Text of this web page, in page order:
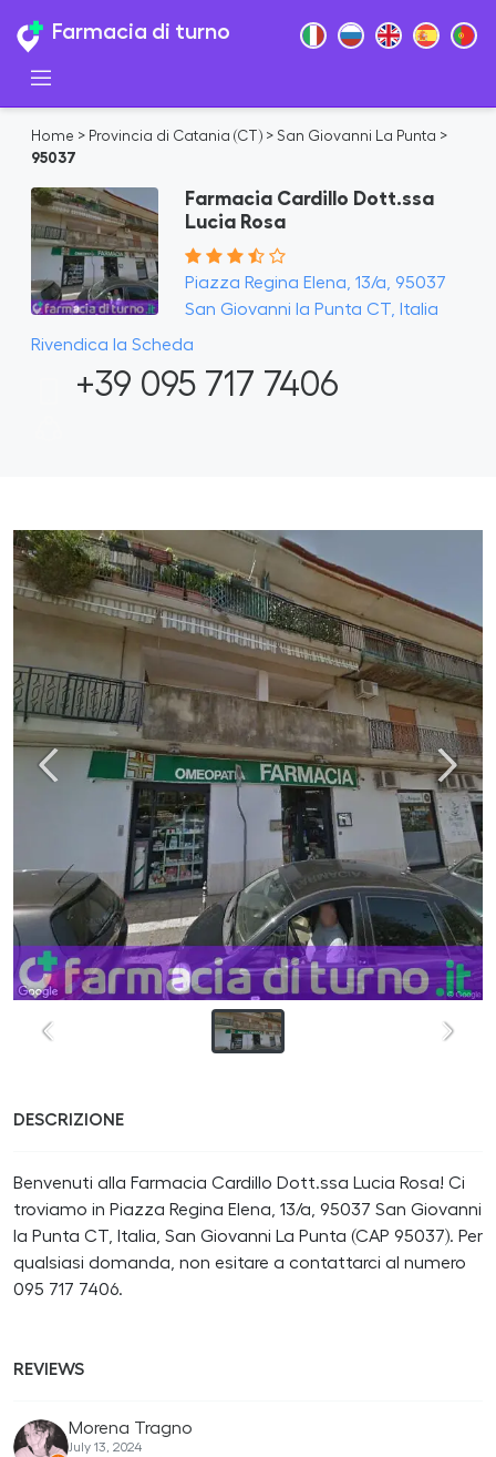
Farmacia di turno
Home > Provincia di Catania (CT) > San Giovanni La Punta >
95037
Farmacia Cardillo Dott.ssa
Lucia Rosa
Piazza Regina Elena, 13/a, 95037
San Giovanni la Punta CT, Italia
Rivendica la Scheda
+39 095 717 7406
DESCRIZIONE
Benvenuti alla Farmacia Cardillo Dott.ssa Lucia Rosa! Ci
troviamo in Piazza Regina Elena, 13/a, 95037 San Giovanni
la Punta CT, Italia, San Giovanni La Punta (CAP 95037). Per
qualsiasi domanda, non esitare a contattarci al numero
095 717 7406.
REVIEWS
Morena Tragno
July 13, 2024